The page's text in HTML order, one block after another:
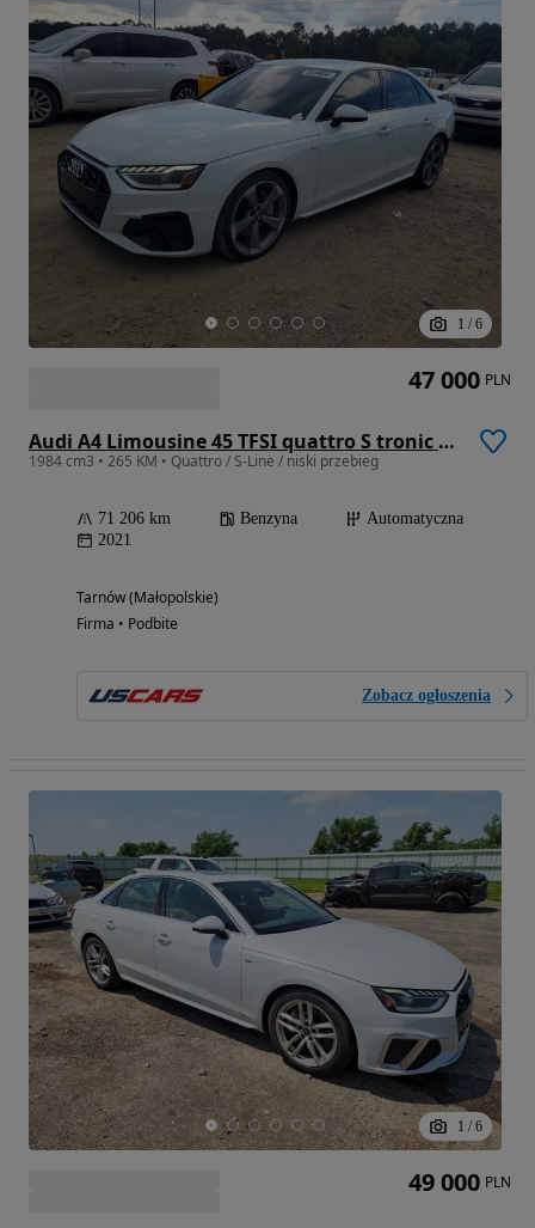
1 / 6
Audi A4 Limousine 45 TFSI quattro S tronic S line
1984 cm3 • 265 KM • Quattro / S-Line / niski przebieg
71 206 km Benzyna
Automatyczna
2021
Tarnów (Małopolskie)
Firma • Podbite
Zobacz ogłoszenia
47 000 PLN
1 / 6
49 000 PLN